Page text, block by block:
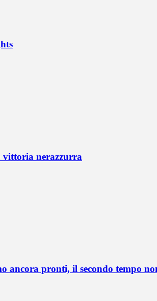
vittoria nerazzurra
ancora pronti, il secondo tempo